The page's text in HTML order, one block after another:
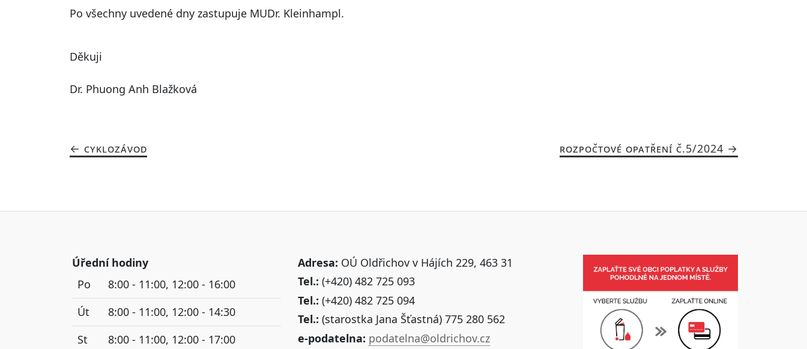
Po všechny uvedené dny zastupuje MUDr. Kleinhampl.
Děkuji
Dr. Phuong Anh Blažková
CYKLOZÁVOD ROZPOČTOVÉ OPATŘENÍ Č.5/2024
Úřední hodiny
Po
8:00 - 11:00, 12:00 - 16:00
Út
8:00 - 11:00, 12:00 - 14:30
St
8:00 - 11:00, 12:00 - 17:00
Adresa: OÚ Oldřichov v Hájích 229, 463 31
Tel.: (+420) 482 725 093
Tel.: (+420) 482 725 094
Tel.: (starostka Jana Šťastná) 775 280 562
e-podatelna: podatelna@oldrichov.cz